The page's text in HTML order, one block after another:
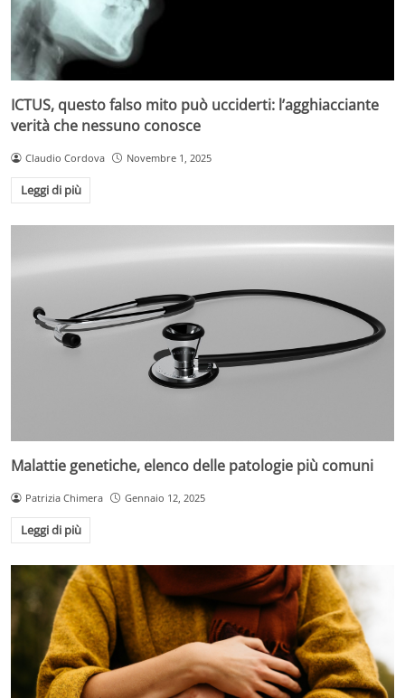
ICTUS, questo falso mito può ucciderti: l’agghiacciante
verità che nessuno conosce
Claudio Cordova Novembre 1, 2025
Leggi di più
Malattie genetiche, elenco delle patologie più comuni
Patrizia Chimera Gennaio 12, 2025
Leggi di più